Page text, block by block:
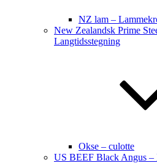
NZ lam –
New Zealandsk Prime
Langtidsstegning
Okse – culotte
US BEEF Black Angus –